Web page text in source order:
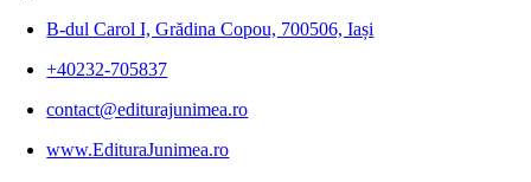
B-dul Carol I, Grădina Copou, 700506, Iași
+40232-705837
contact@editurajunimea.ro
www.EdituraJunimea.ro